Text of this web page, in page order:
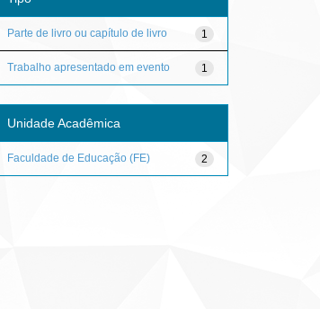
1
Parte de livro ou capítulo de livro
1
Trabalho apresentado em evento
Unidade Acadêmica
2
Faculdade de Educação (FE)